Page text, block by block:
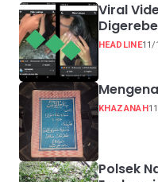
Viral
HEADLINE11/
KHAZANAH
Polsek